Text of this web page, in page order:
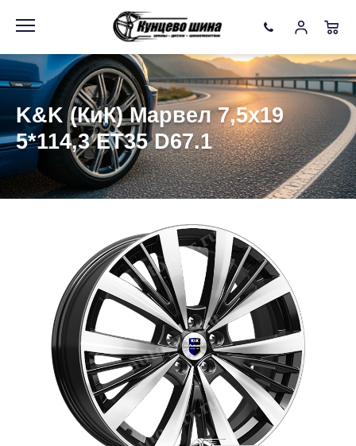
K&K (КиК) Марвел 7,5x19
5*114,3 ET35 D67.1
Информация Фото товара